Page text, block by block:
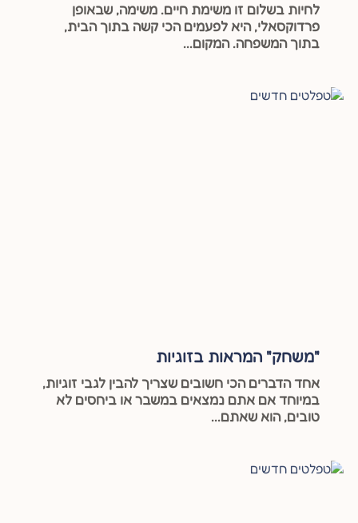
לחיות בשלום זו משימת חיים. משימה, שבאופן
פרדוקסאלי, היא לפעמים הכי קשה בתוך הבית,
בתוך המשפחה. המקום...
"משחק" המראות בזוגיות
אחד הדברים הכי חשובים שצריך להבין לגבי זוגיות,
במיוחד אם אתם נמצאים במשבר או ביחסים לא
טובים, הוא שאתם...